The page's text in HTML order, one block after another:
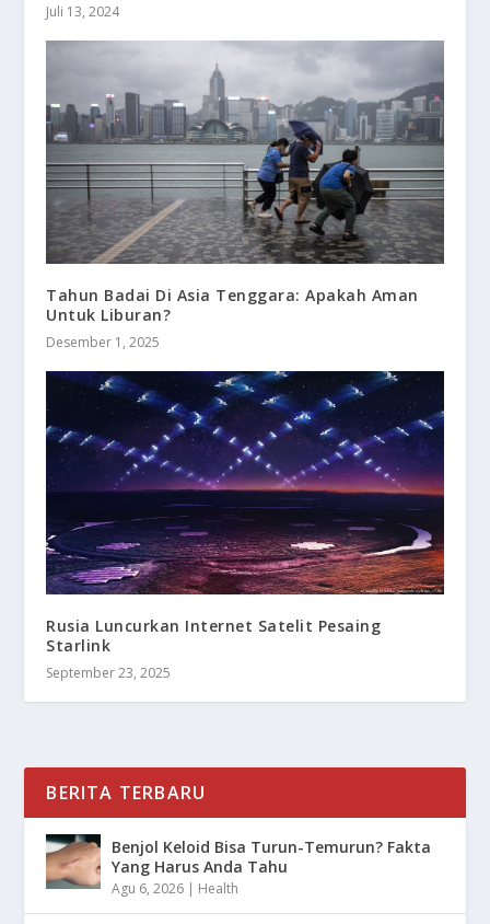
Juli 13, 2024
Tahun Badai Di Asia Tenggara: Apakah Aman
Untuk Liburan?
Desember 1, 2025
Rusia Luncurkan Internet Satelit Pesaing
Starlink
September 23, 2025
BERITA TERBARU
Benjol Keloid Bisa Turun-Temurun? Fakta
Yang Harus Anda Tahu
Agu 6, 2026 Health